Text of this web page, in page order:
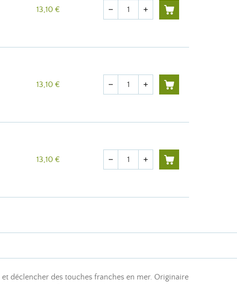
13,10 € Quantité
remove add
13,10 € Quantité
remove add
13,10 € Quantité
remove add
déclencher des touches franches en mer. Originaire